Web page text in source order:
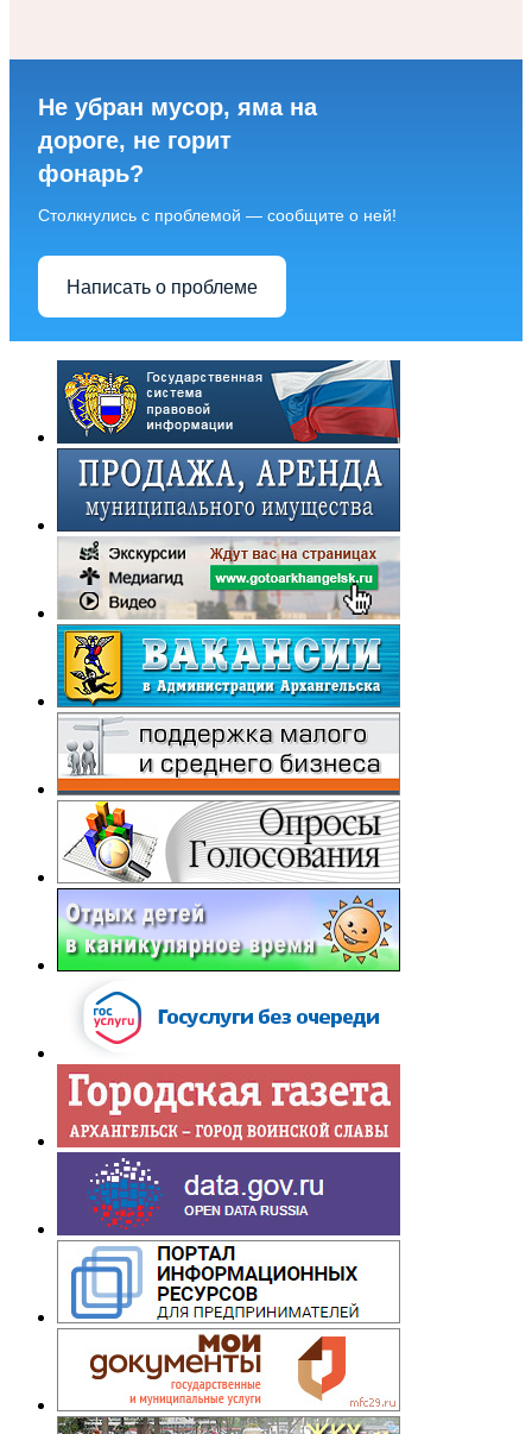
Не убран мусор, яма на
дороге, не горит
фонарь?
Столкнулись с проблемой — сообщите о ней!
Написать о проблеме